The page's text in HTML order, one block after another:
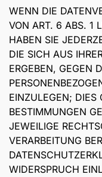
WENN DIE
VON ART. 6 ABS. 1
HABEN SIE
DIE SICH AUS
ERGEBEN, GEGEN
EINZULEGEN; DIES
BESTIMMUNGEN
JEWEILIGE
VERARBEITUNG
WIDERSPRUCH